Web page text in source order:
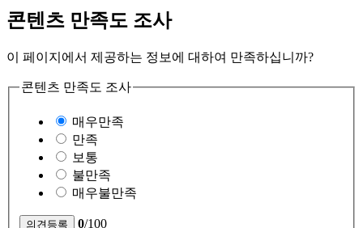
콘텐츠 만족도 조사
이 페이지에서 제공하는 정보에 대하여 만족하십니까?
콘텐츠 만족도 조사
매우만족
만족
보통
불만족
매우불만족
0/100